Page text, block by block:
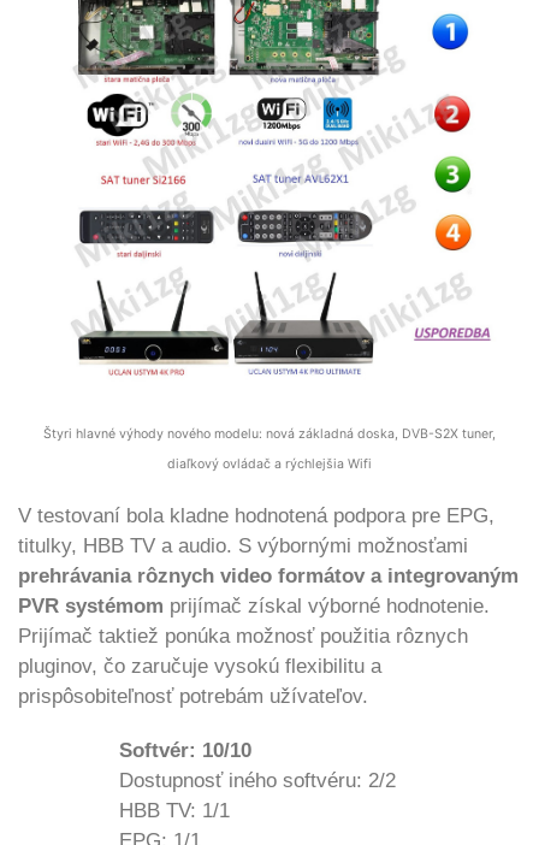
Štyri hlavné výhody nového modelu: nová základná doska, DVB-S2X tuner,
diaľkový ovládač a rýchlejšia Wifi
V testovaní bola kladne hodnotená podpora pre EPG,
titulky, HBB TV a audio. S výbornými možnosťami
prehrávania rôznych video formátov a integrovaným
PVR systémom prijímač získal výborné hodnotenie.
Prijímač taktiež ponúka možnosť použitia rôznych
pluginov, čo zaručuje vysokú flexibilitu a
prispôsobiteľnosť potrebám užívateľov.
Softvér: 10/10
Dostupnosť iného softvéru: 2/2
HBB TV: 1/1
EPG: 1/1